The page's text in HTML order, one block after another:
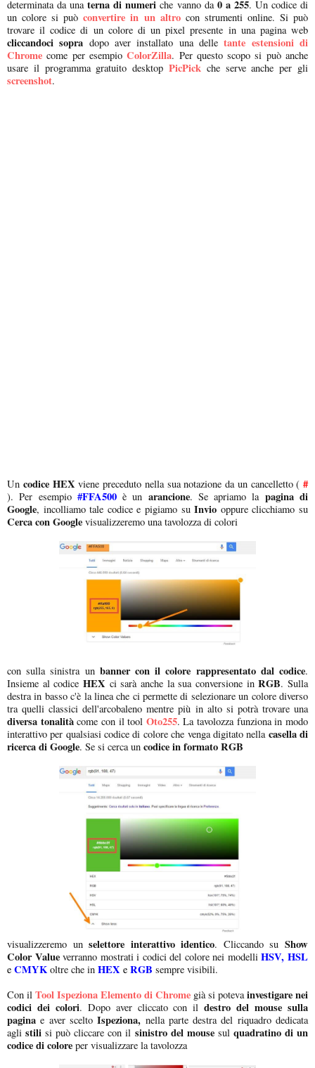
determinata da unaterna di numeri che vanno da0 a 255. Un codice di
un colore si puòconvertire in un altrocon strumenti online. Si può
trovare il codice di un colore di un pixel presente in una pagina web
cliccandoci sopra dopo aver installato una delle tante estensioni di
Chrome come per esempioColorZilla. Per questo scopo si può anche
usare il programma gratuito desktop PicPick che serve anche per gli
screenshot.
Un codice HEX viene preceduto nella sua notazione da un cancelletto ( #
). Per esempio#FFA500è un arancione. Se apriamo la pagina di
Google, incolliamo tale codice e pigiamo suInvio oppure clicchiamo su
Cerca con Google visualizzeremo una tavolozza di colori
con sulla sinistra un banner con il colore rappresentato dal codice.
Insieme al codice HEX ci sarà anche la sua conversione inRGB. Sulla
destra in basso c'è la linea che ci permette di selezionare un colore diverso
tra quelli classici dell'arcobaleno mentre più in alto si potrà trovare una
diversa tonalitàcome con il tool Oto255. La tavolozza funziona in modo
interattivo per qualsiasi codice di colore che venga digitato nella casella di
ricerca di Google. Se si cerca un codice in formato RGB
visualizzeremo unselettore interattivo identico. Cliccando suShow
Color Valueverranno mostrati i codici del colore nei modelliHSV, HSL
e CMYK oltre che in HEX e RGB sempre visibili.
Con il Tool Ispeziona Elemento di Chrome già si potevainvestigare nei
codici dei colori. Dopo aver cliccato con ildestro del mouse sulla
pagina e aver sceltoIspeziona, nella parte destra del riquadro dedicata
agli stilisi può cliccare con il sinistro del mousesul quadratino di un
codice di colore per visualizzare la tavolozza